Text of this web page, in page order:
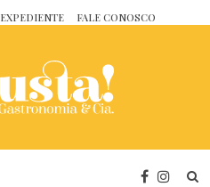
EXPEDIENTE FALE CONOSCO